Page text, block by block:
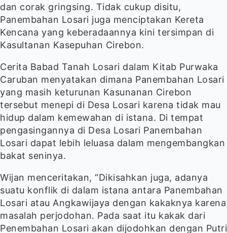
dan corak gringsing. Tidak cukup disitu,
Panembahan Losari juga menciptakan Kereta
Kencana yang keberadaannya kini tersimpan di
Kasultanan Kasepuhan Cirebon.
Cerita Babad Tanah Losari dalam Kitab Purwaka
Caruban menyatakan dimana Panembahan Losari
yang masih keturunan Kasunanan Cirebon
tersebut menepi di Desa Losari karena tidak mau
hidup dalam kemewahan di istana. Di tempat
pengasingannya di Desa Losari Panembahan
Losari dapat lebih leluasa dalam mengembangkan
bakat seninya.
Wijan menceritakan, “Dikisahkan juga, adanya
suatu konflik di dalam istana antara Panembahan
Losari atau Angkawijaya dengan kakaknya karena
masalah perjodohan. Pada saat itu kakak dari
Penembahan Losari akan dijodohkan dengan Putri